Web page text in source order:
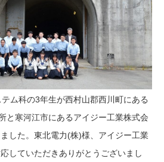
ム科の3年生が西村山郡西川町にある
と寒河江市にあるアイジー工業株式会
した。東北電力(株)様、アイジー工業
していただきありがとうございまし